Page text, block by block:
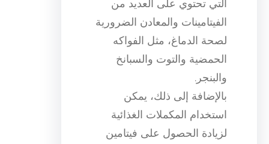
التي تحتوي على العديد من
الفيتامينات والمعادن الضرورية
لصحة الدماغ، مثل الفواكه
الحمضية والتوت والسبانخ
والبنجر.
بالإضافة إلى ذلك، يمكن
استخدام المكملات الغذائية
لزيادة الحصول على فيتامين